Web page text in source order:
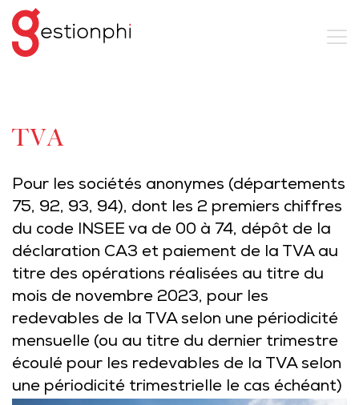
TVA
Pour les sociétés anonymes (départements
75, 92, 93, 94), dont les 2 premiers chiffres
du code INSEE va de 00 à 74, dépôt de la
déclaration CA3 et paiement de la TVA au
titre des opérations réalisées au titre du
mois de novembre 2023, pour les
redevables de la TVA selon une périodicité
mensuelle (ou au titre du dernier trimestre
écoulé pour les redevables de la TVA selon
une périodicité trimestrielle le cas échéant)